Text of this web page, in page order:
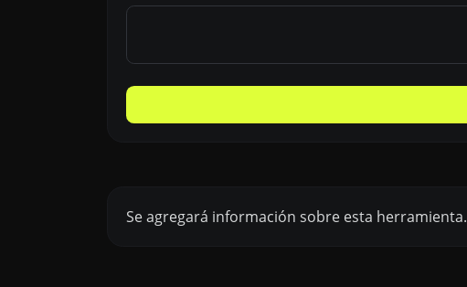
Se agregará información sobre esta herramienta.